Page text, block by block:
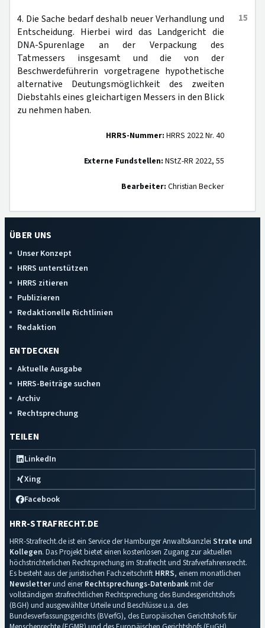
15
4. Die Sache bedarf deshalb neuer Verhandlung und
Entscheidung. Hierbei wird das Landgericht die
DNA-Spurenlage an der Verpackung des
Tatmessers insgesamt und die von der
Beschwerdeführerin vorgetragene hypothetische
alternative Deutungsmöglichkeit des zweiten
Diebstahls eines gleichartigen Messers in den Blick
zu nehmen haben.
HRRS-Nummer: HRRS 2022 Nr. 40
Externe Fundstellen: NStZ-RR 2022, 55
Bearbeiter: Christian Becker
ÜBER UNS
Unser Konzept
HRRS unterstützen
HRRS zitieren
Publizieren
Redaktionelle Richtlinien
Redaktion
ENTDECKEN
Aktuelle Ausgabe
HRRS-Beiträge suchen
Archiv
Rechtsprechung
TEILEN
LinkedIn
Xing
Facebook
HRR-STRAFRECHT.DE
HRR-Strafrecht.de ist ein Service der Hamburger Anwaltskanzlei Strate und
Kollegen. Das Projekt bietet einen kostenlosen Zugang zur aktuellen
höchstrichterlichen Rechtsprechung im Strafrecht und Strafverfahrensrecht.
Es besteht aus der juristischen Fachzeitschrift HRRS, einem monatlichen
Newsletterund einerRechtsprechungs-Datenbankmit der
vollständigen strafrechtlichen Rechtsprechung des Bundesgerichtshofs
(BGH) und ausgewählter Urteile und Beschlüsse u.a. des
Bundesverfassungsgerichts (BVerfG), des Europäischen Gerichtshofs für